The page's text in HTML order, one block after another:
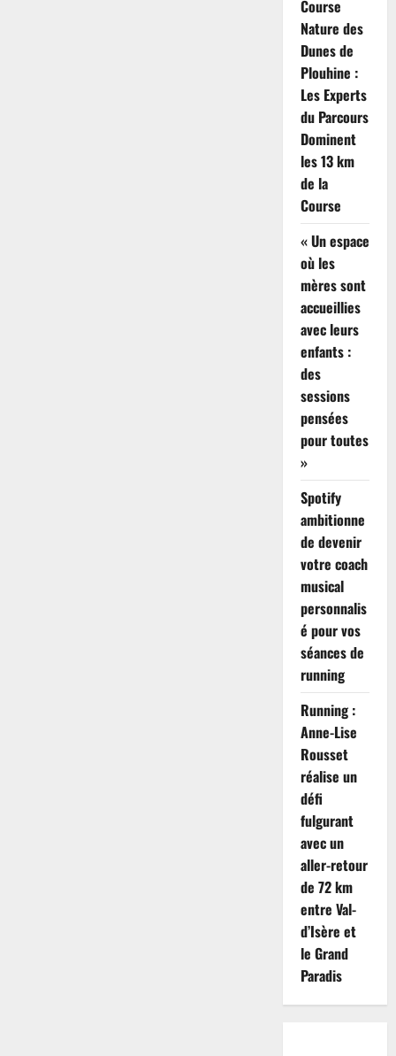
Course
Nature des
Dunes de
Plouhine :
Les Experts
du Parcours
Dominent
les 13 km
de la
Course
« Un espace
où les
mères sont
accueillies
avec leurs
enfants :
des
sessions
pensées
pour toutes
»
Spotify
ambitionne
de devenir
votre coach
musical
personnalis
é pour vos
séances de
running
Running :
Anne-Lise
Rousset
réalise un
défi
fulgurant
avec un
aller-retour
de 72 km
entre Val-
d’Isère et
le Grand
Paradis